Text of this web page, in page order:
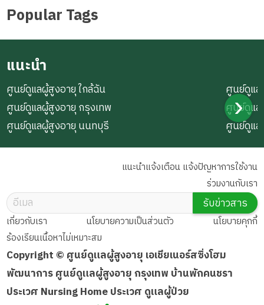
Popular Tags
แนะนำ
ศูนย์ดูแลผู้สูงอายุ ใกล้ฉัน
ศูนย์ดูแลผู้สูงอายุ กรุงเทพ
ศูนย์ดูแลผู้สูงอายุ นนทบุรี
ศูนย์ดูแ
ศูนย์ดูแล
ศูนย์ดูแ
Copyright © ศูนย์ดูแลผู้สูงอายุ เอเชียเนอร์สซิ่งโฮม
พัฒนาการ ศูนย์ดูแลผู้สูงอายุ กรุงเทพ บ้านพักคนชรา
ประเวศ Nursing Home ประเวศ ดูแลผู้ป่วย
เกี่ยวกับเรา นโยบายความเป็นส่วนตัว
นโยบายคุกกี้
ร้องเรียนเนื้อหาไม่เหมาะสม
แนะนำแจ้งเตือน แจ้งปัญหาการใช้งาน
ร่วมงานกับเรา
รับข่าวสาร